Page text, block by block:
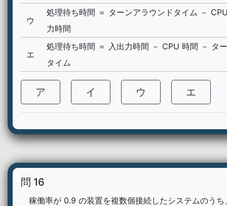
ウ
処理待ち時間 ＝ ターンアラウンドタイム －
力時間
エ
処理待ち時間 ＝ 入出力時間 － CPU 時間 － タ
タイム
ア イ ウ エ
問 16
稼働率が 0.9 の装置を複数個接続したシステムのうち